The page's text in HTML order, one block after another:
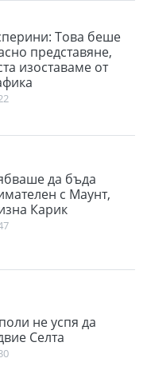
Това беше
представяне,
изоставаме от
да бъда
с Маунт,
Карик
не успя да
Селта